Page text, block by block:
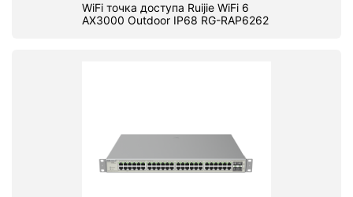
WiFi точка доступа Ruijie WiFi 6
AX3000 Outdoor IP68 RG-RAP6262